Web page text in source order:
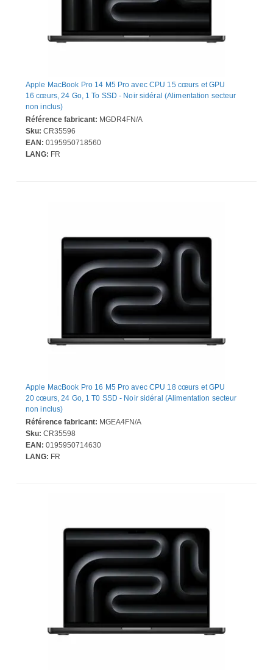
Apple MacBook Pro 14 M5 Pro avec CPU 15 cœurs et GPU
16 cœurs, 24 Go, 1 To SSD - Noir sidéral (Alimentation secteur
non inclus)
Référence fabricant: MGDR4FN/A
Sku: CR35596
EAN: 0195950718560
LANG: FR
Apple MacBook Pro 16 M5 Pro avec CPU 18 cœurs et GPU
20 cœurs, 24 Go, 1 T0 SSD - Noir sidéral (Alimentation secteur
non inclus)
Référence fabricant: MGEA4FN/A
Sku: CR35598
EAN: 0195950714630
LANG: FR